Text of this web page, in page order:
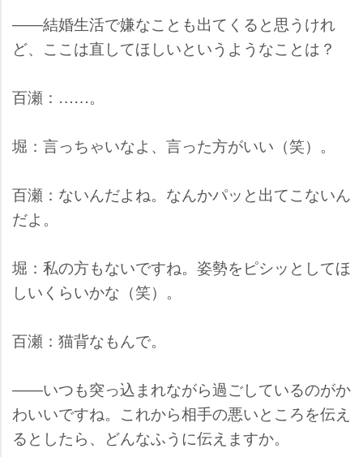
――結婚生活で嫌なことも出てくると思うけれ
ど、ここは直してほしいというようなことは？
百瀬：……。
堀：言っちゃいなよ、言った方がいい（笑）。
百瀬：ないんだよね。なんかパッと出てこないん
だよ。
堀：私の方もないですね。姿勢をピシッとしてほ
しいくらいかな（笑）。
百瀬：猫背なもんで。
――いつも突っ込まれながら過ごしているのがか
わいいですね。これから相手の悪いところを伝え
るとしたら、どんなふうに伝えますか。